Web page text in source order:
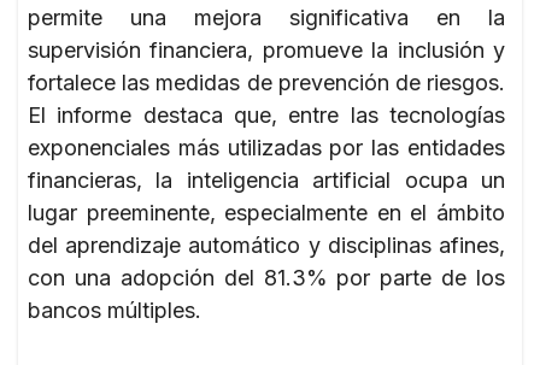
permite una mejora significativa en la
supervisión financiera, promueve la inclusión y
fortalece las medidas de prevención de riesgos.
El informe destaca que, entre las tecnologías
exponenciales más utilizadas por las entidades
financieras, la inteligencia artificial ocupa un
lugar preeminente, especialmente en el ámbito
del aprendizaje automático y disciplinas afines,
con una adopción del 81.3% por parte de los
bancos múltiples.